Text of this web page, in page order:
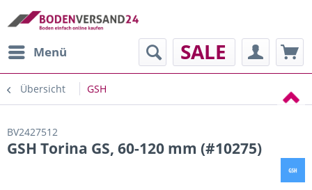
Menü SALE
Übersicht GSH
BV2427512
GSH Torina GS, 60-120 mm (#10275)